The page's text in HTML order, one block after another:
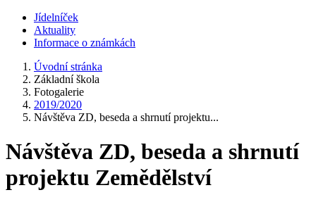
Jídelníček
Aktuality
Informace o známkách
Úvodní stránka
Základní škola
Fotogalerie
2019/2020
Návštěva ZD, beseda a shrnutí projektu...
Návštěva ZD, beseda a shrnutí
projektu Zemědělství